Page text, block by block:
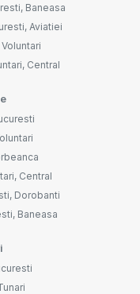
Baneasa
Aviatiei
Central
Central
Dorobanti
Baneasa